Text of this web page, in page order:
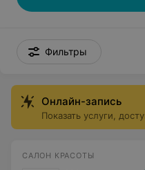
Фильтры
Онлайн-запись
Показать услуги,
САЛОН КРАСОТЫ